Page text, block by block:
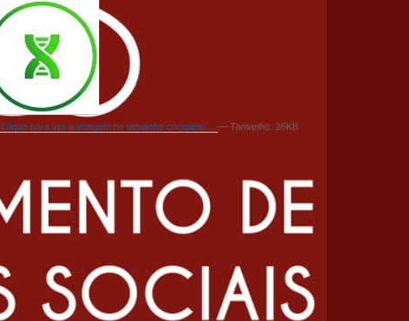
Clique para ver a imagem no tamanho completo… —Tamanho: 26KB